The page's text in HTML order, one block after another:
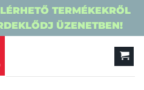
TERMÉKEKRŐL
ÜZENETBEN!